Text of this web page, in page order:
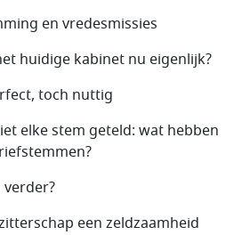
en vredesmissies
huidige kabinet nu eigenlijk?
toch nuttig
elke stem geteld: wat hebben
verder?
een zeldzaamheid